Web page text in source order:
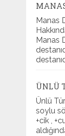
Manas
Manas
ÜNLÜ
Ünlü
soylu
+cik ,